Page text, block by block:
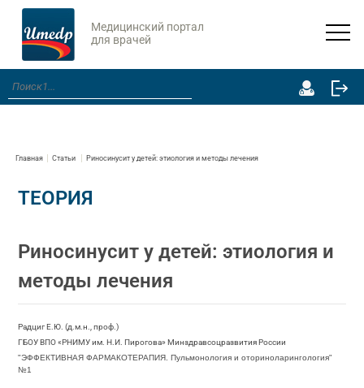
Медицинский портал
для врачей
Главная Статьи Риносинусит у детей: этиология и методы лечения
ТЕОРИЯ
Риносинусит у детей: этиология и
методы лечения
Радциг Е.Ю. (д.м.н., проф.)
ГБОУ ВПО «РНИМУ им. Н.И. Пирогова» Минздравсоцразвития России
"ЭФФЕКТИВНАЯ ФАРМАКОТЕРАПИЯ. Пульмонология и оториноларингология"
№1